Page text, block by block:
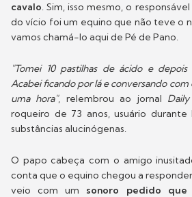
cavalo. Sim, isso mesmo, o
do vício foi um equino que não teve o
vamos chamá-lo aqui de Pé de Pano.
"Tomei 10 pastilhas de ácido e
Acabei ficando por lá e conversando com
uma hora", relembrou ao jornal
roqueiro de 73 anos, usuário
substâncias alucinógenas.
O papo cabeça com o amigo
conta que o equino chegou a
veio com um sonoro pedido que